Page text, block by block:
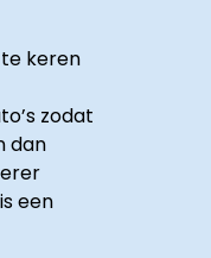
keren
zodat
dan
een